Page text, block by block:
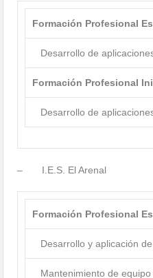
Formación Profesional
Desarrollo de
Formación Profesional
Desarrollo de
– I.E.S. El Arenal
Formación Profesional
Desarrollo y aplicación
Mantenimiento de equipo